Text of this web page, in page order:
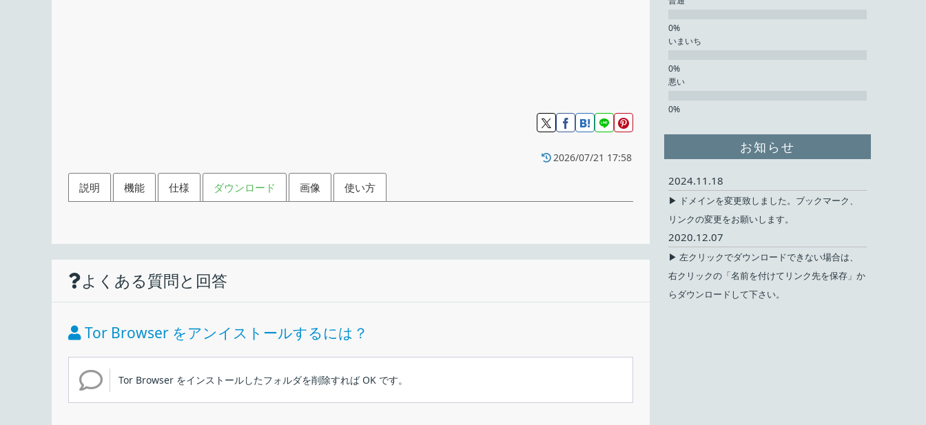
2026/07/21 17:58
説明 機能 仕様 ダウンロード 画像 使い方
匿名でインターネットにアクセスできるウェブブラウザ
匿名でインターネットにアクセスできる Web ブラウザ。高い匿名性とプライバシー保護技術を使用して、追跡や監視、検
Web ページの閲覧
追跡、監視、検閲を回避
プライベートブラウジングモード
プロキシ設定
価格：
メーカー：
ブラウザ画面 セキュリティ設定
インストール方法
1.Windows 版
よくある質問と回答
Tor Browser をアンイストールするには？
Tor Browser をインストールしたフォルダを削除すれば OK です。
いまいち
悪い
お知らせ
2024.11.18
▶ ドメインを変更致しました。ブックマーク、
リンクの変更をお願いします。
2020.12.07
▶ 左クリックでダウンロードできない場合は、
右クリックの「名前を付けてリンク先を保存」か
らダウンロードして下さい。